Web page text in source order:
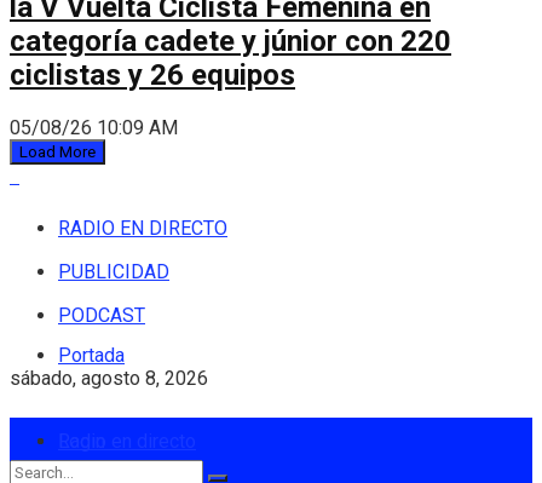
la V Vuelta Ciclista Femenina en
categoría cadete y júnior con 220
ciclistas y 26 equipos
05/08/26 10:09 AM
Load More
RADIO EN DIRECTO
PUBLICIDAD
PODCAST
sábado, agosto 8, 2026
Portada